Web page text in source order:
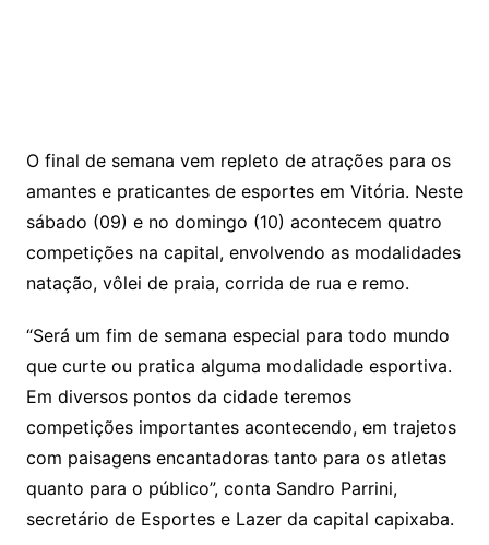
O final de semana vem repleto de atrações para os
amantes e praticantes de esportes em Vitória. Neste
sábado (09) e no domingo (10) acontecem quatro
competições na capital, envolvendo as modalidades
natação, vôlei de praia, corrida de rua e remo.
“Será um fim de semana especial para todo mundo
que curte ou pratica alguma modalidade esportiva.
Em diversos pontos da cidade teremos
competições importantes acontecendo, em trajetos
com paisagens encantadoras tanto para os atletas
quanto para o público”, conta Sandro Parrini,
secretário de Esportes e Lazer da capital capixaba.